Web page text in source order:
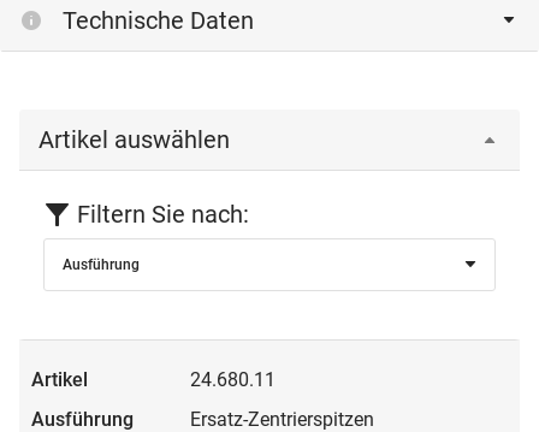
Technische Daten
Artikel auswählen
Filtern Sie nach:
Ausführung
24.680.11
Ersatz-Zentrierspitzen